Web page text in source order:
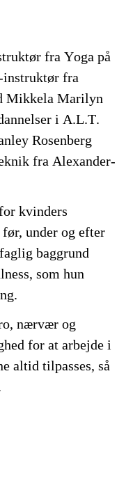
fra Yoga på
instruktør fra
Mikkela Marilyn
i A.L.T.
Rosenberg
fra Ale­xan­der­
kvinders
under og efter
baggrund
som hun
nærvær og
for at arbejde i
altid tilpasses, så